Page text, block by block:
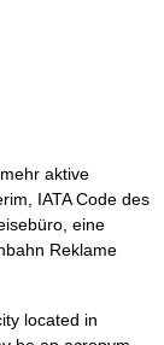
aktive
IATA Code des
eine
Reklame
located in